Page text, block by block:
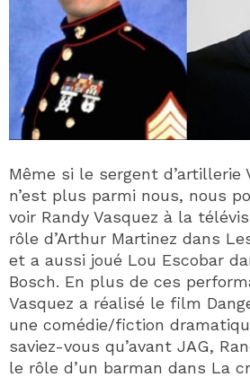
Même si le sergent d’artillerie
n’est plus parmi nous, nous
voir Randy Vasquez à la
rôle d’Arthur Martinez dans
et a aussi joué Lou Escobar
Bosch. En plus de ces
Vasquez a réalisé le film
une comédie/fiction
saviez-vous qu’avant JAG,
le rôle d’un barman dans La